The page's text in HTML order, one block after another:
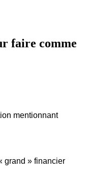
faire comme
mentionnant
grand » financier